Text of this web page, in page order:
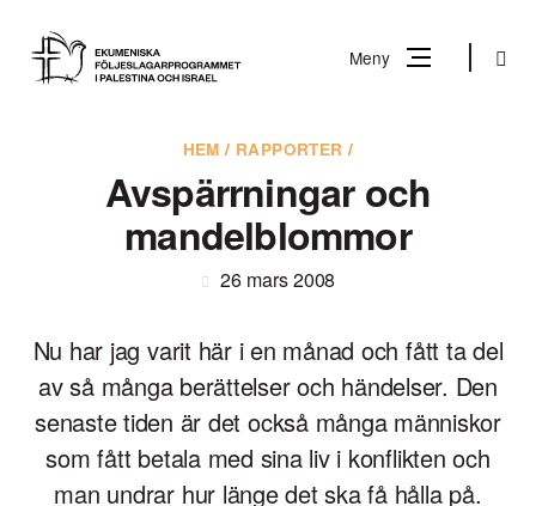
innehåll
Meny Sök
HEM / RAPPORTER /
Avspärrningar och
mandelblommor
26 mars 2008
Nu har jag varit här i en månad och fått ta del
av så många berättelser och händelser. Den
senaste tiden är det också många människor
som fått betala med sina liv i konflikten och
man undrar hur länge det ska få hålla på.